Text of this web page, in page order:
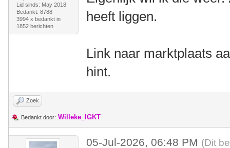
Lid sinds: May 2018
Bedankt: 8788
3994 x bedankt in
1852 berichten
heeft liggen.
Link naar marktplaats
hint.
Zoek
Bedankt door: Willeke_IGKT
05-Jul-2026, 06:48 PM (Dit